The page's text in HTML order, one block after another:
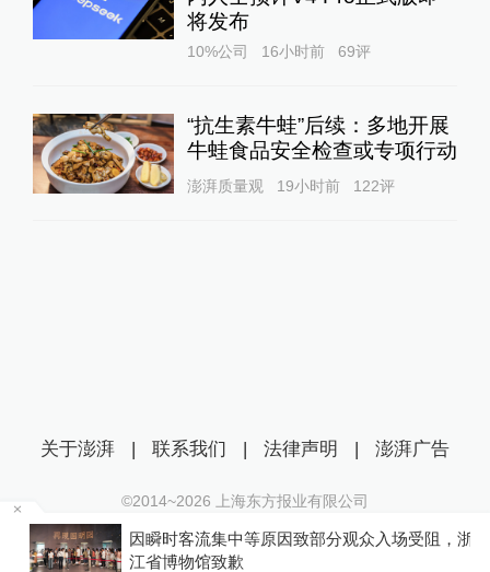
将发布
10%公司 16小时前 69评
“抗生素牛蛙”后续：多地开展
牛蛙食品安全检查或专项行动
澎湃质量观 19小时前 122评
因瞬时客流集中等原因致部分观众入场受阻，浙
江省博物馆致歉
关于澎湃 | 联系我们 | 法律声明 | 澎湃广告
©2014~2026 上海东方报业有限公司
沪ICP证：沪B2-20170116 | 沪ICP备14003370号
互联网新闻信息服务许可证：31120170006